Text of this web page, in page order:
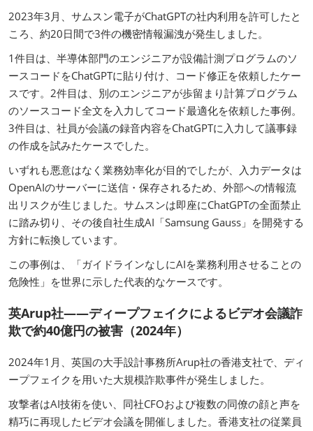
2023年3月、サムスン電子がChatGPTの社内利用を許可したと
ころ、約20日間で3件の機密情報漏洩が発生しました。
1件目は、半導体部門のエンジニアが設備計測プログラムのソ
ースコードをChatGPTに貼り付け、コード修正を依頼したケー
スです。2件目は、別のエンジニアが歩留まり計算プログラム
のソースコード全文を入力してコード最適化を依頼した事例。
3件目は、社員が会議の録音内容をChatGPTに入力して議事録
の作成を試みたケースでした。
いずれも悪意はなく業務効率化が目的でしたが、入力データは
OpenAIのサーバーに送信・保存されるため、外部への情報流
出リスクが生じました。サムスンは即座にChatGPTの全面禁止
に踏み切り、その後自社生成AI「Samsung Gauss」を開発する
方針に転換しています。
この事例は、「ガイドラインなしにAIを業務利用させることの
危険性」を世界に示した代表的なケースです。
英Arup社——ディープフェイクによるビデオ会議詐
欺で約40億円の被害（2024年）
2024年1月、英国の大手設計事務所Arup社の香港支社で、ディ
ープフェイクを用いた大規模詐欺事件が発生しました。
攻撃者はAI技術を使い、同社CFOおよび複数の同僚の顔と声を
精巧に再現したビデオ会議を開催しました。香港支社の従業員